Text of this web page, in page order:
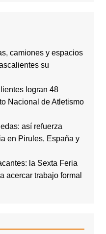
camiones y espacios
su
logran 48
Nacional de Atletismo
así refuerza
en Pirules, España y
la Sexta Feria
acercar trabajo formal